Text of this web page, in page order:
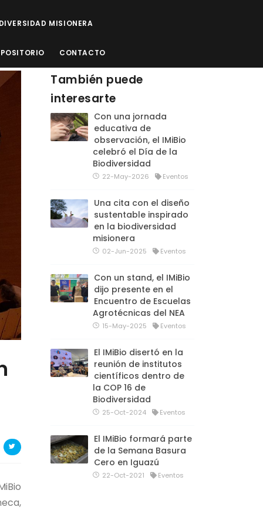
MISIONERA
CONTACTO
También puede
interesarte
Con una jornada
educativa de
observación, el IMiBio
celebró el Día de la
Biodiversidad
22-May-2026 Eventos
Una cita con el diseño
sustentable inspirado
en la biodiversidad
misionera
02-Jun-2025 Eventos
Con un stand, el IMiBio
dijo presente en el
Encuentro de Escuelas
Agrotécnicas del NEA
15-May-2025 Eventos
El IMiBio disertó en la
reunión de institutos
científicos dentro de
la COP 16 de
Biodiversidad
25-Oct-2024 Eventos
El IMiBio formará parte
de la Semana Basura
Cero en Iguazú
22-Oct-2021 Eventos